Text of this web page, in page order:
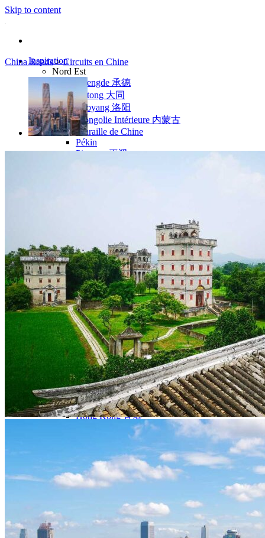
Skip to content
Inspiration
Nord Est
Chengde 承德
Datong 大同
Luoyang 洛阳
Mongolie Intérieure 内蒙古
Muraille de Chine
Pékin
Pingyao 平遥
Shanghai 上海
Suzhou 苏州
Nord Ouest
Gansu 甘肃
Dunhuang – 敦煌
Jiayuguan – 嘉峪关
Qinghai 青海
Xi’an 西安市
Xinjiang 新疆
Kashgar
Turpan
Sud Est
Canton 广州
Fujian 福建
Hong Kong 香港
Ile d’Hainan 海南
Macao 澳门
Taïwan 台湾
Shenzhen
Sud Ouest
Guangxi 广西
Guizhou 贵州
China Roads > Circuits en Chine